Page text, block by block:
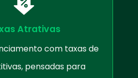
Atrativas
com taxas de
pensadas para